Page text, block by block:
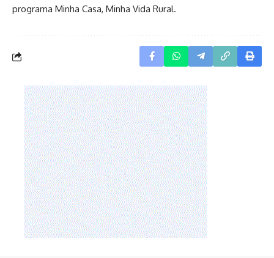
programa Minha Casa, Minha Vida Rural.